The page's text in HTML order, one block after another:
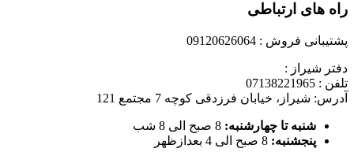
راه های ارتباطی
پشتیبانی فروش : 09120626064
دفتر شیراز :
تلفن : 07138221965
آدرس: شیراز، خیابان فرزدقی کوچه 7 مجتمع 121
شنبه تا چهارشنبه: 8 صبح الی 8 شب
پنجشنبه: 8 صبح الی 4 بعدازظهر